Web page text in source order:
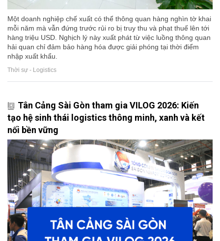
Một doanh nghiệp chế xuất có thể thông quan hàng nghìn tờ khai
mỗi năm mà vẫn đứng trước rủi ro bị truy thu và phạt thuế lên tới
hàng triệu USD. Nghịch lý này xuất phát từ việc luồng thông quan
hải quan chỉ đảm bảo hàng hóa được giải phóng tại thời điểm
nhập xuất khẩu.
Thời sự - Logistics
Tân Cảng Sài Gòn tham gia VILOG 2026: Kiến
tạo hệ sinh thái logistics thông minh, xanh và kết
nối bền vững